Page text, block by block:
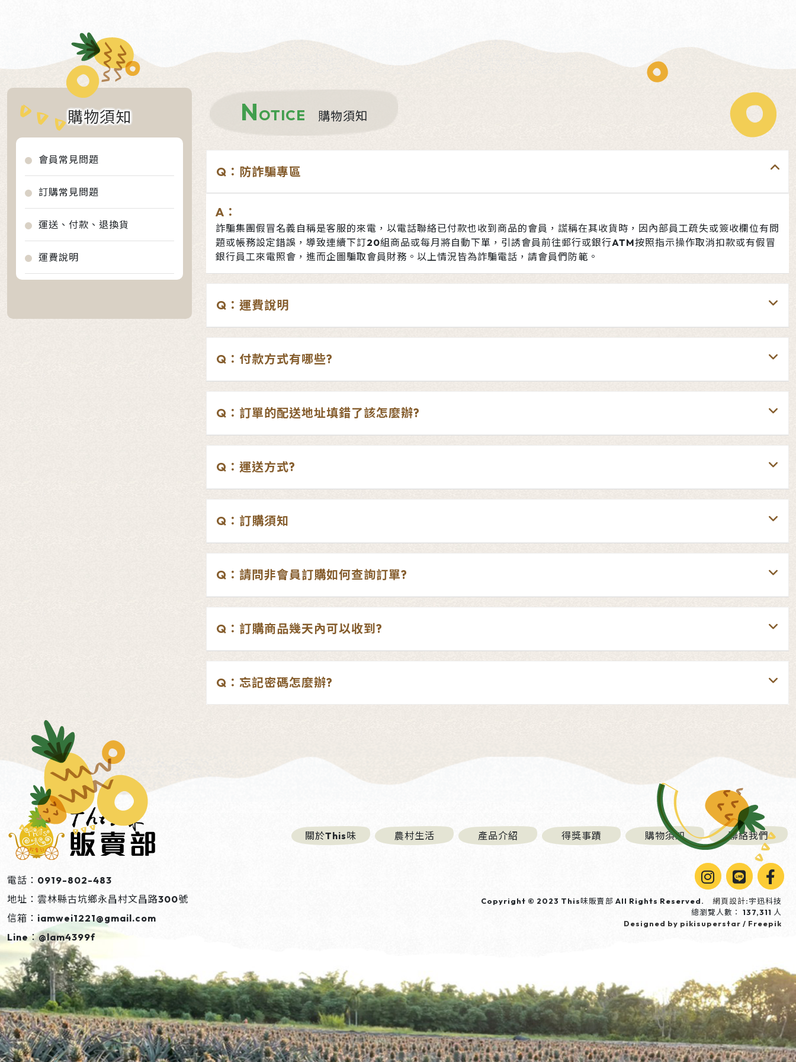
購物須知
會員常見問題
訂購常見問題
運送、付款、退換貨
運費說明
NOTICE 購物須知
Q：防詐騙專區
A：
詐騙集團假冒名義自稱是客服的來電，以電話聯絡已付款也收到商品的會員，謊稱在其收貨時，因內部員工疏失或簽收欄位有問
題或帳務設定錯誤，導致連續下訂20組商品或每月將自動下單，引誘會員前往郵行或銀行ATM按照指示操作取消扣款或有假冒
銀行員工來電照會，進而企圖騙取會員財務。以上情況皆為詐騙電話，請會員們防範。
Q：運費說明
Q：付款方式有哪些?
Q：訂單的配送地址填錯了該怎麼辦?
Q：運送方式?
Q：訂購須知
Q：請問非會員訂購如何查詢訂單?
Q：訂購商品幾天內可以收到?
Q：忘記密碼怎麼辦?
電話：0919-802-483
地址：雲林縣古坑鄉永昌村文昌路300號
信箱：iamwei1221@gmail.com
Line：@lam4399f
關於This味 農村生活 產品介紹 得獎事蹟 購物須知 聯絡我們
Copyright © 2023 This味販賣部 All Rights Reserved. 網頁設計:宇迅科技
總瀏覽人數： 137,311 人
Designed by pikisuperstar / Freepik